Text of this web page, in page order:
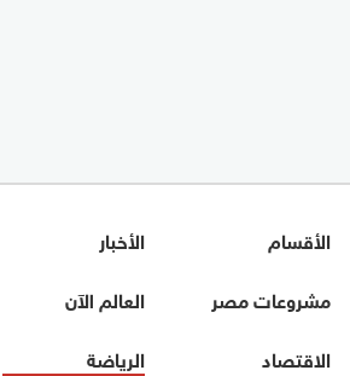
الأقسام
الأخبار
مشروعات مصر
العالم الآن
الاقتصاد
الرياضة